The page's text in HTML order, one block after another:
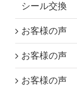
シール交換
お客様の声
お客様の声
お客様の声